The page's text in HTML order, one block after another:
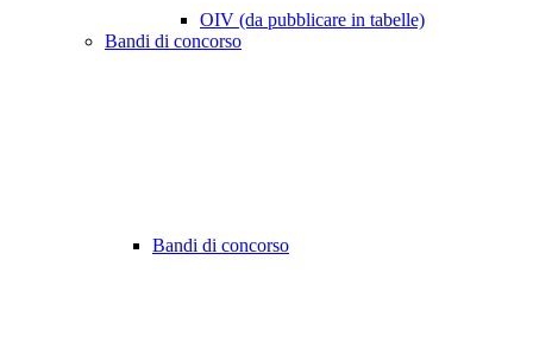
OIV (da pubblicare in tabelle)
Bandi di concorso
Bandi di concorso